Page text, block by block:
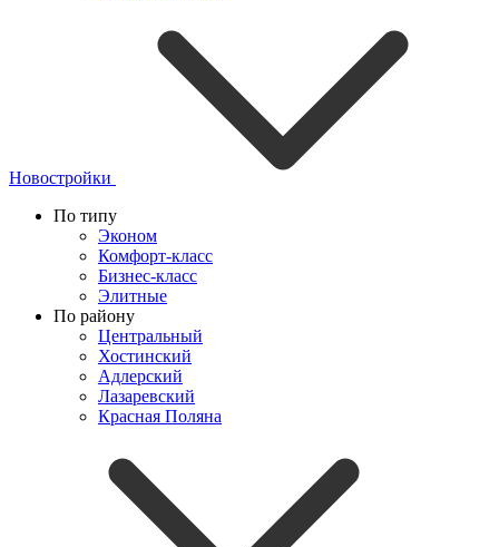
Новостройки
По типу
Эконом
Комфорт-класс
Бизнес-класс
Элитные
По району
Центральный
Хостинский
Адлерский
Лазаревский
Красная Поляна